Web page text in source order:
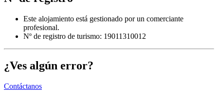
Este alojamiento está gestionado por un comerciante
profesional.
Nº de registro de turismo: 19011310012
¿Ves algún error?
Contáctanos